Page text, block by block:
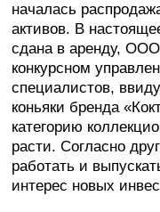
началась
активов. В
сдана в аренду,
конкурсном
специалистов,
коньяки бренда
категорию
расти. Согласно
работать и
интерес новых